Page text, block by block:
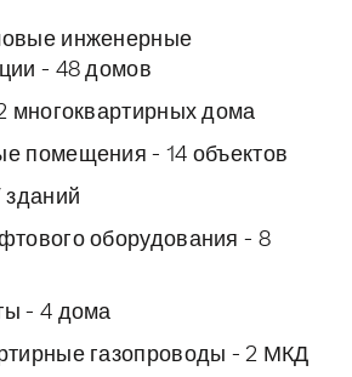
инженерные
- 48 домов
многоквартирных дома
помещения - 14 объектов
оборудования - 8
- 4 дома
газопроводы - 2 МКД